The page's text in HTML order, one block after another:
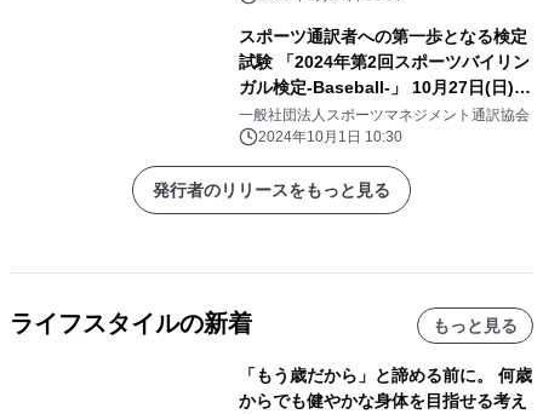
スポーツ通訳者への第一歩となる検定
試験 「2024年第2回スポーツバイリン
ガル検定-Baseball-」 10月27日(日)に
開催
一般社団法人スポーツマネジメント通訳協会
2024年10月1日 10:30
発行者のリリースをもっと見る
ライフスタイルの新着 もっと見る
「もう歳だから」と諦める前に。 何歳
からでも健やかな身体を目指せる考え